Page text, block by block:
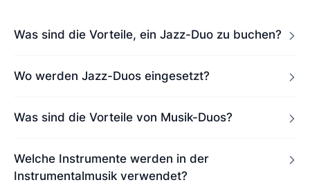
Was sind die Vorteile, ein Jazz-Duo zu buchen?
Wo werden Jazz-Duos eingesetzt?
Was sind die Vorteile von Musik-Duos?
Welche Instrumente werden in der
Instrumentalmusik verwendet?